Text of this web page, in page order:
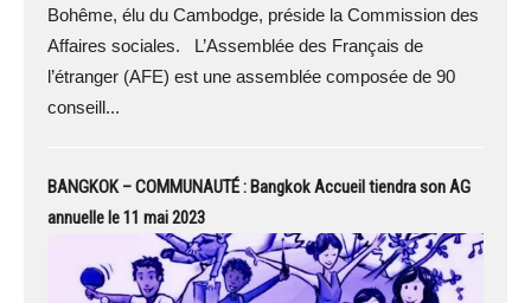
Bohême, élu du Cambodge, préside la Commission des
Affaires sociales. L’Assemblée des Français de
l’étranger (AFE) est une assemblée composée de 90
conseill...
BANGKOK – COMMUNAUTÉ : Bangkok Accueil tiendra son AG
annuelle le 11 mai 2023